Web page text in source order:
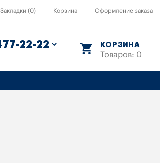
Закладки (0) Корзина Оформление заказа
КОРЗИНА
Товаров: 0